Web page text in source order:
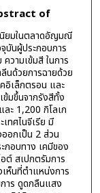
of
นิยมในตลาดอัญมณี
บันผู้ประกอบการ
วามเข้มสี ในการ
นด้วยการฉายด้วย
อิเล็กตรอน และ
ข้มขึ้นจากรังสีทั้ง
ะ 1,200 กิโลเก
ทศไนจีเรีย มี
อกเป็น 2 ส่วน
กอบทาง เคมีของ
ต์ สเปกตรัมการ
ห็นที่ตำแหน่งการ
าร ดูดกลืนแสง